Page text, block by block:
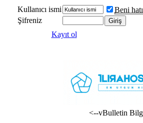
Kullanıcı ismi
Beni
Şifreniz
Kayıt ol
<--vBulletin